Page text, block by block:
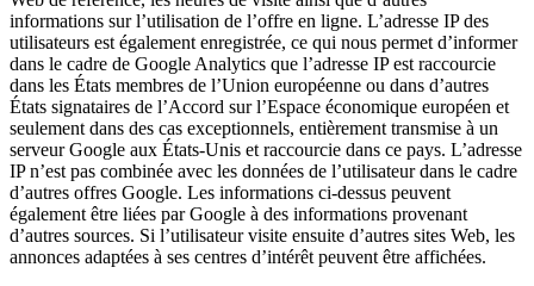
informations sur l’utilisation de l’offre en ligne. L’adresse IP des
utilisateurs est également enregistrée, ce qui nous permet d’informer
dans le cadre de Google Analytics que l’adresse IP est raccourcie
dans les États membres de l’Union européenne ou dans d’autres
États signataires de l’Accord sur l’Espace économique européen et
seulement dans des cas exceptionnels, entièrement transmise à un
serveur Google aux États-Unis et raccourcie dans ce pays. L’adresse
IP n’est pas combinée avec les données de l’utilisateur dans le cadre
d’autres offres Google. Les informations ci-dessus peuvent
également être liées par Google à des informations provenant
d’autres sources. Si l’utilisateur visite ensuite d’autres sites Web, les
annonces adaptées à ses centres d’intérêt peuvent être affichées.